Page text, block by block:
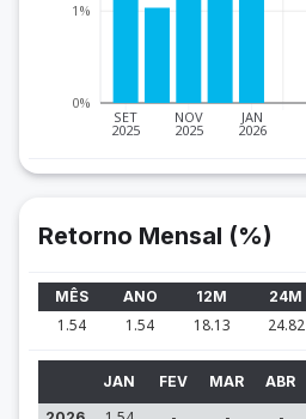
SET
2025
NOV
2025
JAN
2026
0%
1%
Retorno Mensal (%)
MÊS ANO 12M 24M
1.54 1.54 18.13 24.82
JAN FEV MAR ABR